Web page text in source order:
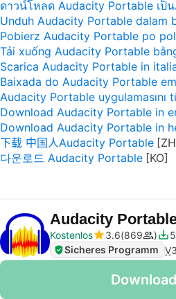
ดาวน์โหลด Audacity Portable เป็
Unduh Audacity Portable dalam
Pobierz Audacity Portable po
Tải xuống Audacity Portable
Scarica Audacity Portable in
Baixada do Audacity Portable
Audacity Portable uygulamasını
Download Audacity Portable in
Download Audacity Portable in
下载 中国人Audacity Portable
다운로드 Audacity Portable
Audacity
Kostenlos
3.6 869
Sicheres Programm V
Download